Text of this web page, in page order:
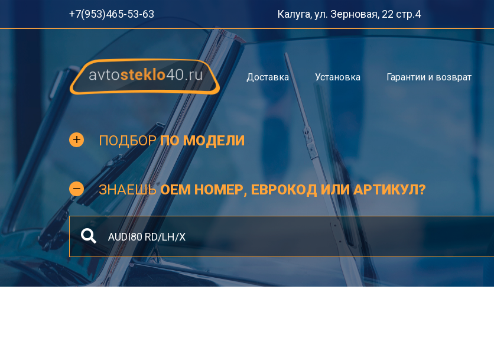
+7(953)465-53-63 Калуга, ул. Зерновая, 22 стр.4
Доставка Установка Гарантии и возврат
ПОДБОРПО МОДЕЛИ
ЗНАЕШЬOEM НОМЕР, ЕВРОКОД ИЛИ АРТИКУЛ?